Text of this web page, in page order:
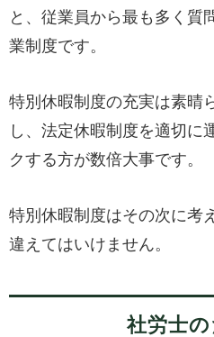
と、従業員から最も多く質
業制度です。
特別休暇制度の充実は素晴
し、法定休暇制度を適切に
クする方が数倍大事です。
特別休暇制度はその次に考
違えてはいけません。
社労士